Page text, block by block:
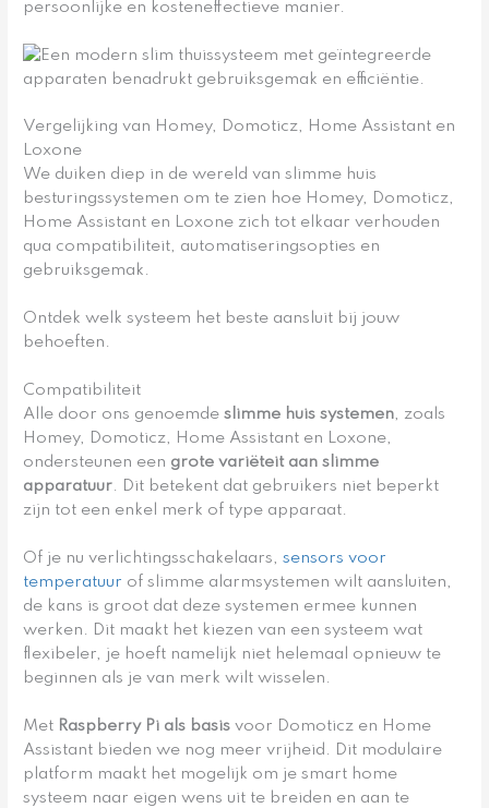
persoonlijke en kosteneffectieve manier.
Vergelijking van Homey, Domoticz, Home Assistant en
Loxone
We duiken diep in de wereld van slimme huis
besturingssystemen om te zien hoe Homey, Domoticz,
Home Assistant en Loxone zich tot elkaar verhouden
qua compatibiliteit, automatiseringsopties en
gebruiksgemak.
Ontdek welk systeem het beste aansluit bij jouw
behoeften.
Compatibiliteit
Alle door ons genoemdeslimme huis systemen, zoals
Homey, Domoticz, Home Assistant en Loxone,
ondersteunen een grote variëteit aan slimme
apparatuur. Dit betekent dat gebruikers niet beperkt
zijn tot een enkel merk of type apparaat.
Of je nu verlichtingsschakelaars,sensors voor
temperatuur of slimme alarmsystemen wilt aansluiten,
de kans is groot dat deze systemen ermee kunnen
werken. Dit maakt het kiezen van een systeem wat
flexibeler, je hoeft namelijk niet helemaal opnieuw te
beginnen als je van merk wilt wisselen.
Met Raspberry Pi als basis voor Domoticz en Home
Assistant bieden we nog meer vrijheid. Dit modulaire
platform maakt het mogelijk om je smart home
systeem naar eigen wens uit te breiden en aan te